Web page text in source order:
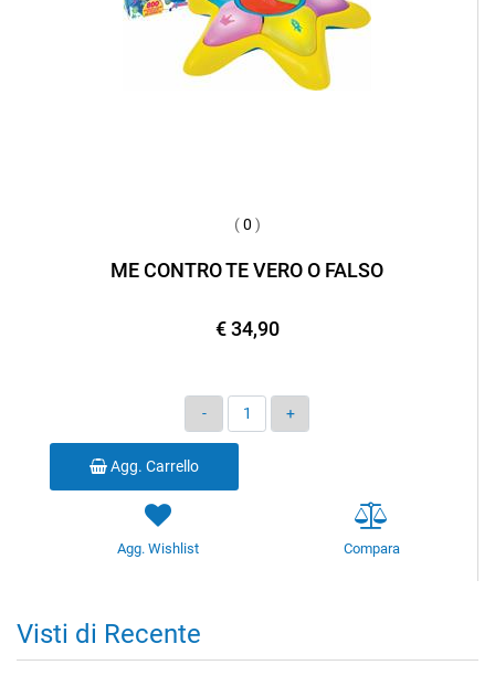
(0 )
ME CONTRO TE VERO O FALSO
€ 34,90
Quantità
Agg. Carrello
Agg. Wishlist Compara
Visti di Recente